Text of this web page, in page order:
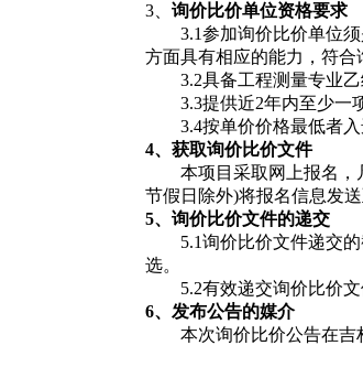
3、 询价比价单位资格要求
3.1参加询价比价单位
方面具有相应的能力，符
3.2具备工程测量专业
3.3提供近2年内至少一
3.4按单价价格最低者入
4、 获取询价比价文件
本项目采取网上报名
节假日除外)将报名信息发
5、询价比价文件的递交
5.1询价比价文件递交
选。
5.2有效递交询价比价
6、发布公告的媒介
本次询价比价公告在吉